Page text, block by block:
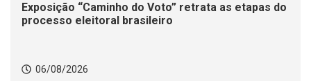
Exposição “Caminho do Voto” retrata as etapas do
processo eleitoral brasileiro
06/08/2026